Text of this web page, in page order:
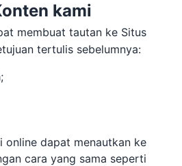
kami
membuat tautan ke Situs
tertulis sebelumnya:
dapat menautkan ke
cara yang sama seperti